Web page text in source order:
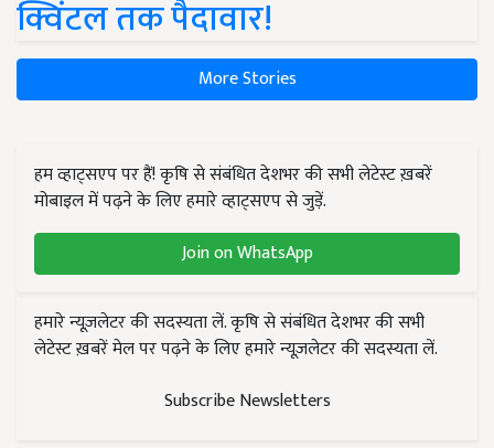
क्विंटल तक पैदावार!
More Stories
हम व्हाट्सएप पर हैं! कृषि से संबंधित देशभर की सभी लेटेस्ट ख़बरें
मोबाइल में पढ़ने के लिए हमारे व्हाट्सएप से जुड़ें.
Join on WhatsApp
हमारे न्यूज़लेटर की सदस्यता लें. कृषि से संबंधित देशभर की सभी
लेटेस्ट ख़बरें मेल पर पढ़ने के लिए हमारे न्यूज़लेटर की सदस्यता लें.
Subscribe Newsletters